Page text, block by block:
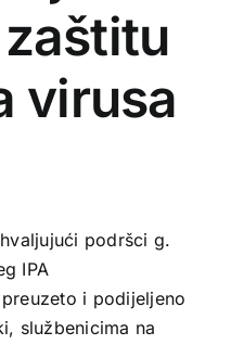
virusa
podršci g.
IPA
i podijeljeno
službenicima na